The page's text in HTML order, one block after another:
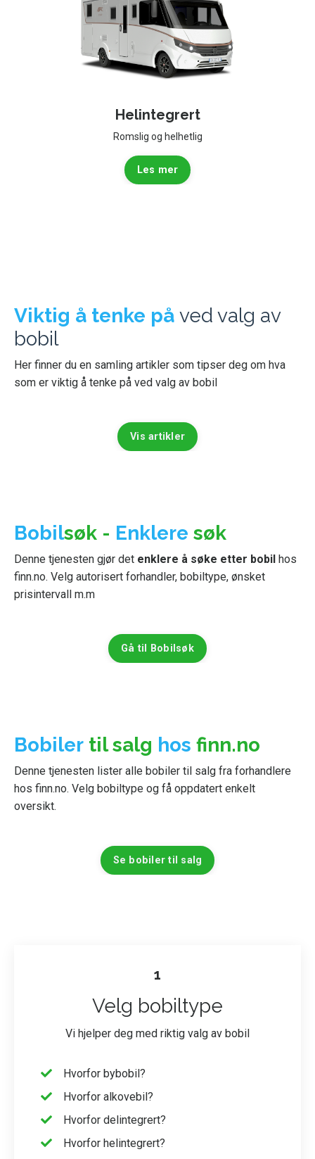
Helintegrert
Romslig og helhetlig
Les mer
Viktig å tenke på ved valg av
bobil
Her finner du en samling artikler som tipser deg om hva
som er viktig å tenke på ved valg av bobil
Vis artikler
Bobilsøk - Enklere søk
Denne tjenesten gjør det enklere å søke etter bobil hos
finn.no. Velg autorisert forhandler, bobiltype, ønsket
prisintervall m.m
Gå til Bobilsøk
Bobiler til salg hos finn.no
Denne tjenesten lister alle bobiler til salg fra forhandlere
hos finn.no. Velg bobiltype og få oppdatert enkelt
oversikt.
Se bobiler til salg
1
Velg bobiltype
Vi hjelper deg med riktig valg av bobil
Hvorfor bybobil?
Hvorfor alkovebil?
Hvorfor delintegrert?
Hvorfor helintegrert?